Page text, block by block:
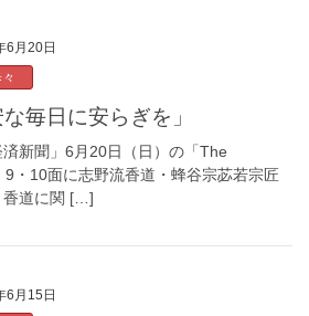
6月20日
安な毎日に安らぎを」
済新聞」6月20日（日）の「The
9・10面に志野流香道・蜂谷宗苾若宗匠
香道に関 […]
6月15日